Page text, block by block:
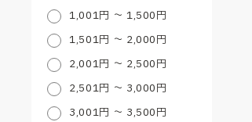
1,001円 ～ 1,500円
1,501円 ～ 2,000円
2,001円 ～ 2,500円
2,501円 ～ 3,000円
3,001円 ～ 3,500円